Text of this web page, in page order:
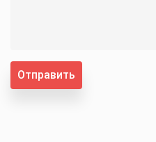
Отправить